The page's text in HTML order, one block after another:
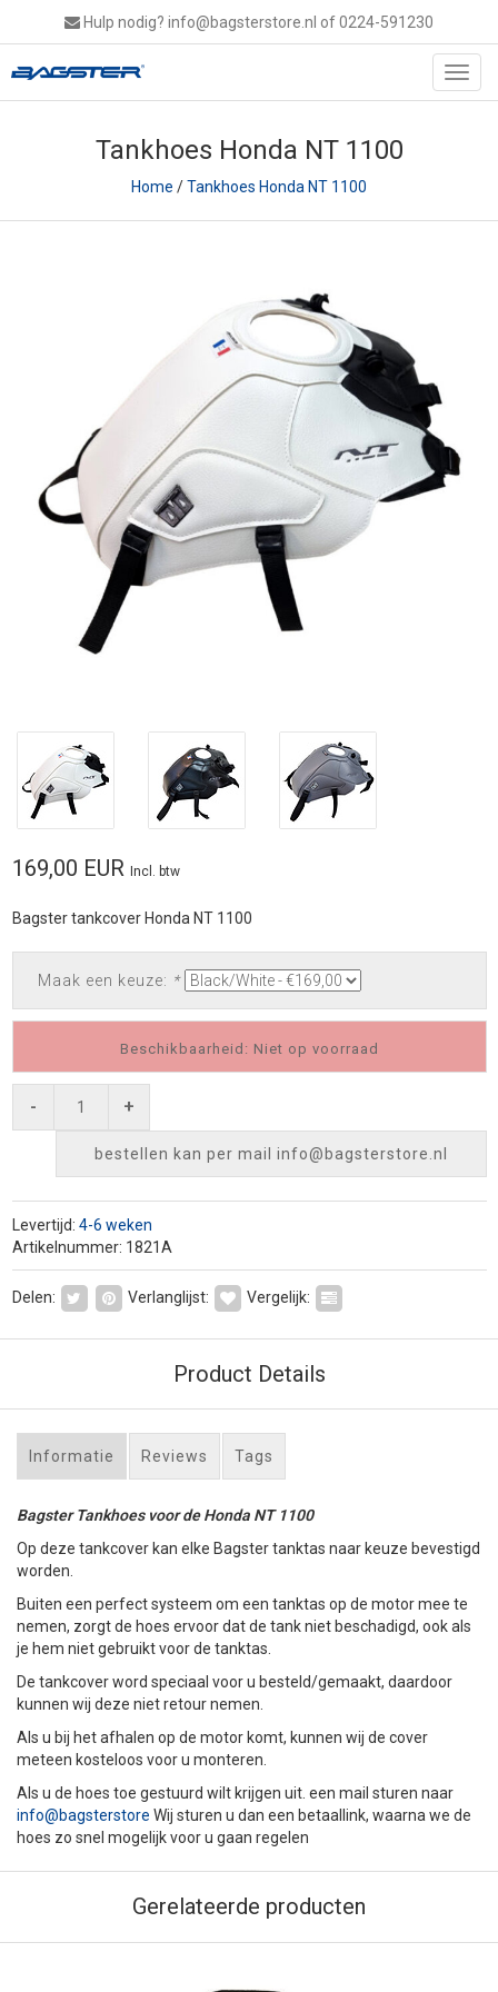
Hulp nodig? info@bagsterstore.nl of 0224-591230
Tankhoes Honda NT 1100
Home /Tankhoes Honda NT 1100
169,00 EUR Incl. btw
Bagster tankcover Honda NT 1100
Maak een keuze: *
Beschikbaarheid: Niet op voorraad
- +
bestellen kan per mail info@bagsterstore.nl
Levertijd: 4-6 weken
Artikelnummer: 1821A
Delen: Verlanglijst: Vergelijk:
Product Details
Informatie Reviews Tags
Bagster Tankhoes voor de Honda NT 1100
Op deze tankcover kan elke Bagster tanktas naar keuze bevestigd
worden.
Buiten een perfect systeem om een tanktas op de motor mee te
nemen, zorgt de hoes ervoor dat de tank niet beschadigd, ook als
je hem niet gebruikt voor de tanktas.
De tankcover word speciaal voor u besteld/gemaakt, daardoor
kunnen wij deze niet retour nemen.
Als u bij het afhalen op de motor komt, kunnen wij de cover
meteen kosteloos voor u monteren.
Als u de hoes toe gestuurd wilt krijgen uit. een mail sturen naar
info@bagsterstore Wij sturen u dan een betaallink, waarna we de
hoes zo snel mogelijk voor u gaan regelen
Gerelateerde producten